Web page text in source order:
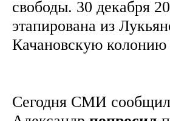
свободы. 30 декабря
этапирована из
Качановскую
Сегодня СМИ